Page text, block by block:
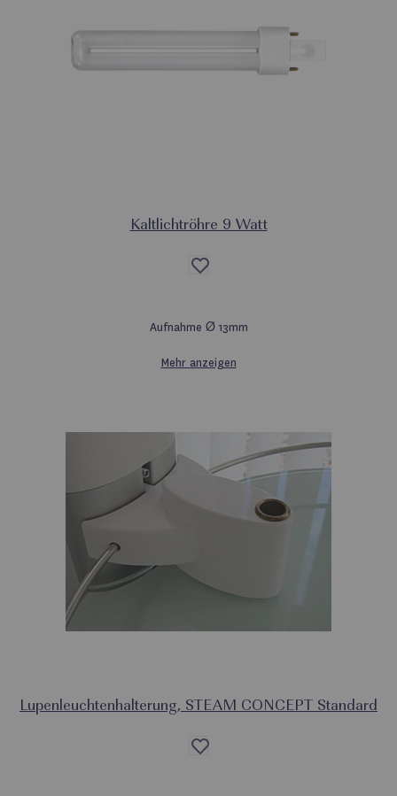
Kaltlichtröhre 9 Watt
Auf
die
Aufnahme Ø 13mm
Mehr anzeigen
Lupenleuchtenhalterung, STEAM CONCEPT Standard
Auf
die